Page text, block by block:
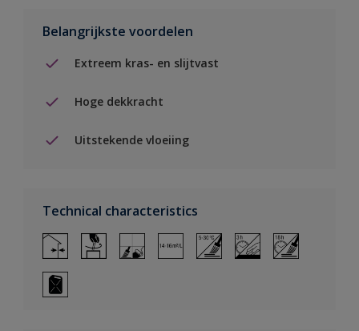
Belangrijkste voordelen
Extreem kras- en slijtvast
Hoge dekkracht
Uitstekende vloeiing
Technical characteristics